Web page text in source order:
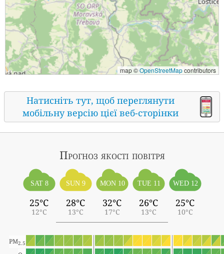
map ©OpenStreetMapcontributors
Натисніть тут, щоб переглянути
мобільну версію цієї веб-сторінки
Прогноз якості повітря
SAT 8
25°C
12°C
SUN 9
28°C
13°C
MON 10
32°C
17°C
TUE 11
26°C
13°C
WED 12
25°C
10°C
PM2.5